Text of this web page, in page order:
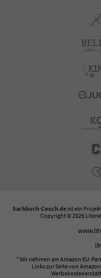
Sachbuch-Couch.de ist ein
Copyright © 2026
* Wir nehmen am Amazon EU-
Links zur Seite von